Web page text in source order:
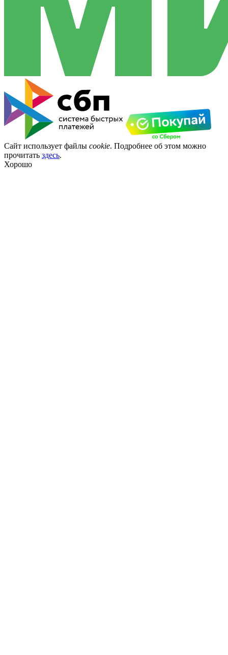
Сайт использует файлы cookie. Подробнее об этом можно
прочитать здесь.
Хорошо